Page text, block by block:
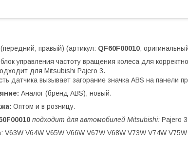
правый) (артикул: QF60F00010,
управления частоту вращения колеса для
для Mitsubishi Pajero 3.
датчика вызывает загорание значка ABS на панели
Аналог (бренд ABS), новый.
Оптом и в розницу.
подходит для автомобилей Mitsubishi: Pajero
V63W V64W V65W V66W V67W V68W V73W V74W